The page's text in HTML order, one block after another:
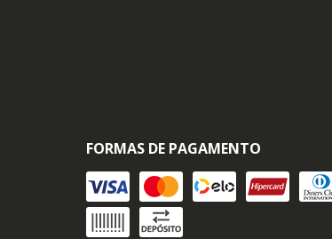
FORMAS DE PAGAMENTO